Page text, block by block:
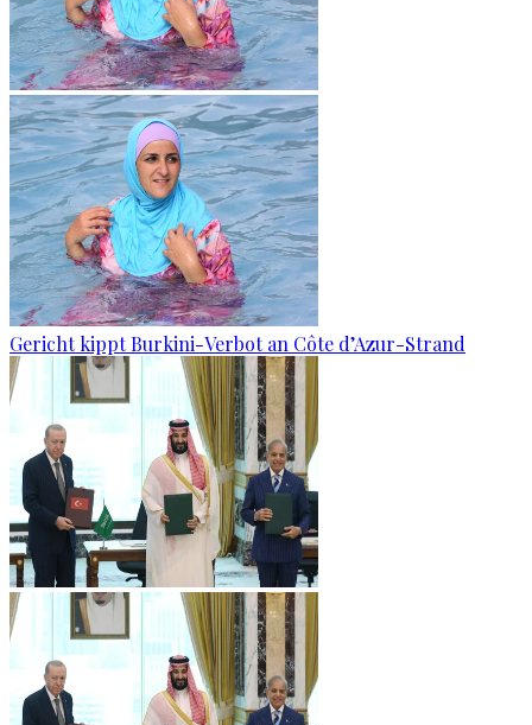
Gericht kippt Burkini-Verbot an Côte d’Azur-Strand